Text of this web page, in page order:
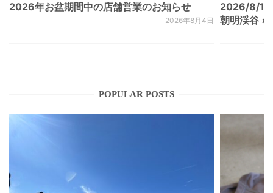
2026年お盆期間中の店舗営業のお知らせ
2026年8月4日
2026/8/
朝明渓谷 ×
POPULAR POSTS